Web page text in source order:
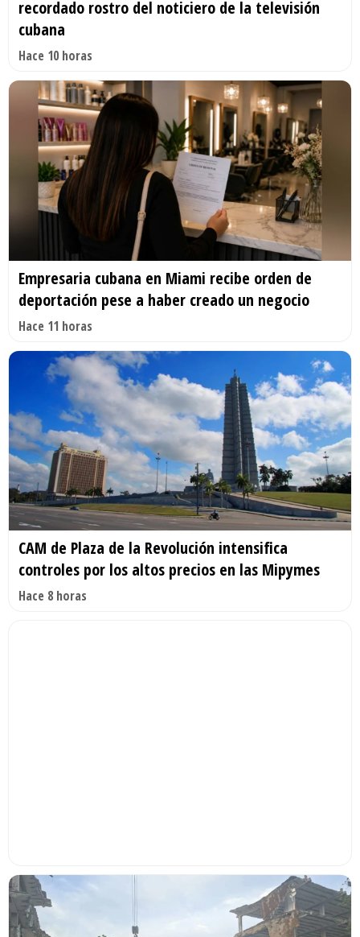
recordado rostro del noticiero de la televisión
cubana
Hace 10 horas
Empresaria cubana en Miami recibe orden de
deportación pese a haber creado un negocio
Hace 11 horas
CAM de Plaza de la Revolución intensifica
controles por los altos precios en las Mipymes
Hace 8 horas